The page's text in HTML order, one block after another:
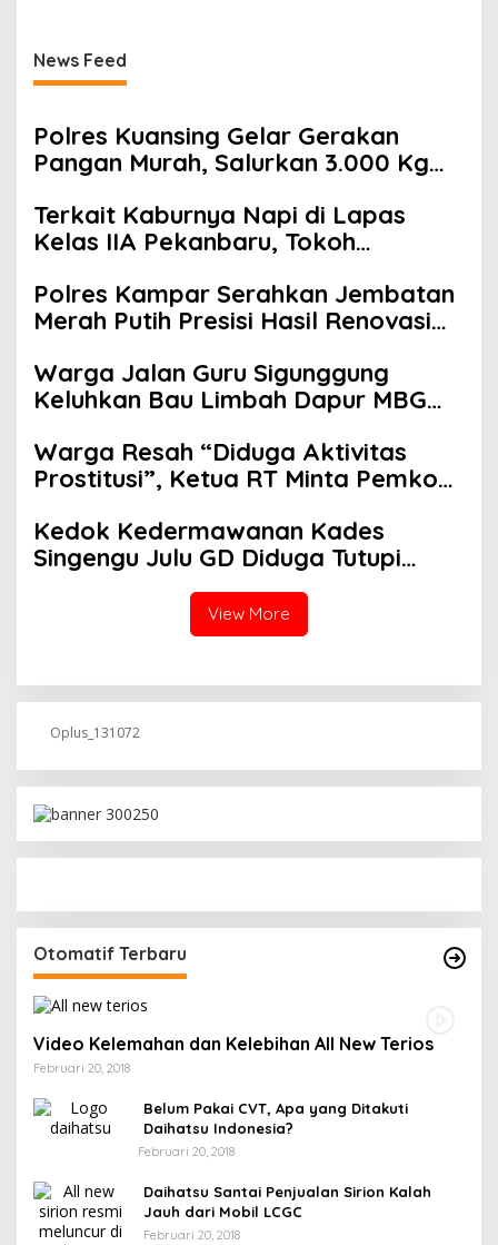
News Feed
Polres Kuansing Gelar Gerakan
Pangan Murah, Salurkan 3.000 Kg
Terkait Kaburnya Napi di Lapas
Kelas IIA Pekanbaru, Tokoh
Menteri Imipas Agar Kasi Binadik
Lapas Kelas IIA Pekanbaru Ridho
Polres Kampar Serahkan Jembatan
Merah Putih Presisi Hasil Renovasi
Warga Jalan Guru Sigunggung
Keluhkan Bau Limbah Dapur MBG
Warga Resah “Diduga Aktivitas
Prostitusi”, Ketua RT Minta Pemko
Aktivitas Z Homestay di Jalan
Tanjung Datuk
Kedok Kedermawanan Kades
Singengu Julu GD Diduga Tutupi
View More
Oplus_131072
Otomatif Terbaru
Video Kelemahan dan Kelebihan All New Terios
Februari 20, 2018
Belum Pakai CVT, Apa yang Ditakuti
Daihatsu Indonesia?
Februari 20, 2018
Daihatsu Santai Penjualan Sirion Kalah
Jauh dari Mobil LCGC
Februari 20, 2018